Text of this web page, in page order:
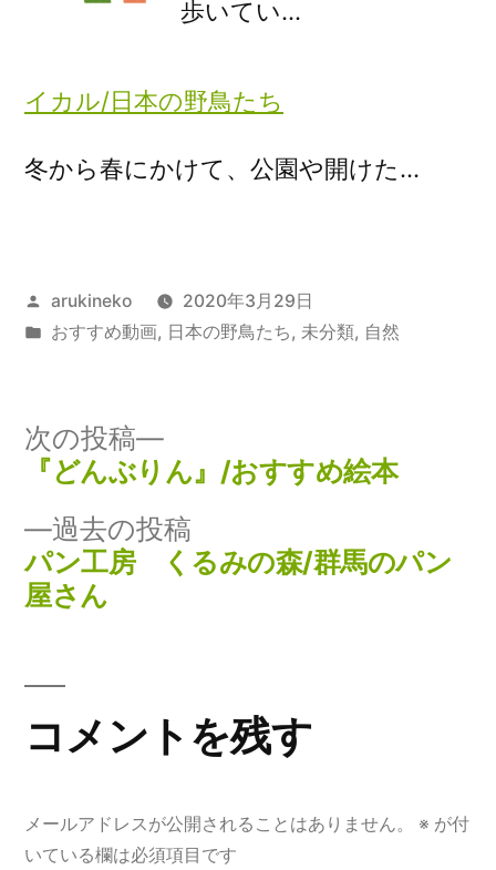
歩いてい…
イカル/日本の野鳥たち
冬から春にかけて、公園や開けた…
投
稿
arukineko
2020年3月29日
カ
ー:
おすすめ動画, 日本の野鳥たち, 未分類, 自然
稿
ナ
ゲ
ー
ョ
過去の投稿
去
パン工房 くるみの森/群馬のパン
屋さん
次の投稿
次
の
稿:
『どんぶりん』/おすすめ絵本
コメントを残す
メールアドレスが公開されることはありません。 ※ が付
いている欄は必須項目です